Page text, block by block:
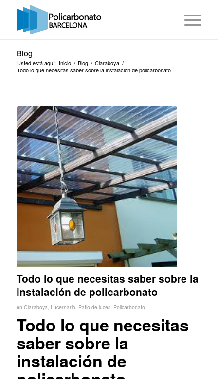
Blog
Usted está aquí: Inicio / Blog / Claraboya /
Todo lo que necesitas saber sobre la instalación de policarbonato
Todo lo que necesitas saber sobre la
instalación de policarbonato
en Claraboya Lucernario, Patio de luces, Policarbonato
Todo lo que necesitas
saber sobre la
instalación de